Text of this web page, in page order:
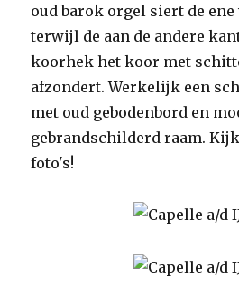
oud barok orgel siert de
terwijl de aan de andere
koorhek het koor met
afzondert. Werkelijk een
met oud gebodenbord en
gebrandschilderd raam.
foto's!